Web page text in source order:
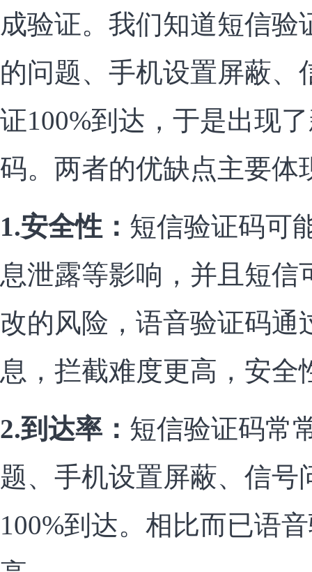
成验证。我们知道短信验
的问题、手机设置屏蔽、
证100%到达，于是出现
码。两者的优缺点主要体
1.安全性： 短信验证码可
息泄露等影响，并且短信
改的风险，语音验证码通
息，拦截难度更高，安全
2.到达率： 短信验证码常
题、手机设置屏蔽、信号
100%到达。相比而已语